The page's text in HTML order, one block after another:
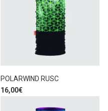
POLARWIND RUSC
16,00€